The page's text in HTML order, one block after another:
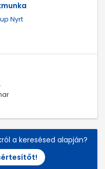
Nyrt
a keresésed alapján?